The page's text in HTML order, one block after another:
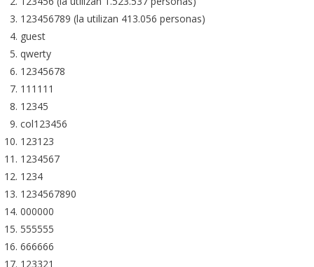
123456789 (la utilizan 413.056 personas)
guest
qwerty
12345678
111111
12345
col123456
123123
1234567
1234
1234567890
000000
555555
666666
123321